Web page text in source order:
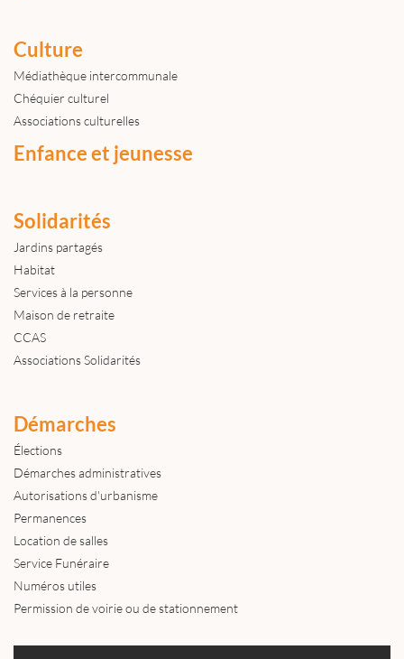
Culture
Médiathèque intercommunale
Chéquier culturel
Associations culturelles
Enfance et jeunesse
Solidarités
Jardins partagés
Habitat
Services à la personne
Maison de retraite
CCAS
Associations Solidarités
Démarches
Élections
Démarches administratives
Autorisations d'urbanisme
Permanences
Location de salles
Service Funéraire
Numéros utiles
Permission de voirie ou de stationnement